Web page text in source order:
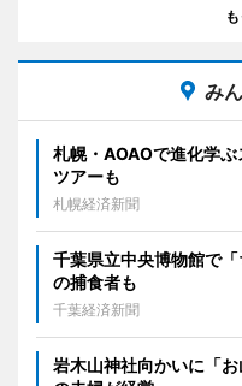
み
札幌・AOAOで進化学
ツアーも
札幌経済新聞
千葉県立中央博物館で
の捕食者も
千葉経済新聞
岩木山神社向かいに「